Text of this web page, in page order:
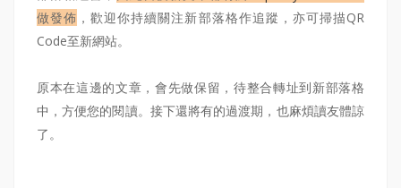
做發佈 ，歡迎你持續關注新部落格作追蹤，亦可掃描QR
Code至新網站。
原本在這邊的文章，會先做保留，待整合轉址到新部落格
中，方便您的閱讀。接下還將有的過渡期，也麻煩讀友體諒
了。